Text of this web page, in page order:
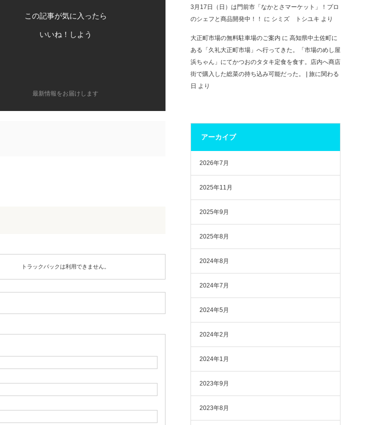
この記事が気に入ったら
いいね！しよう
最新情報をお届けします
トラックバックは利用できません。
3月17日（日）は門前市「なかとさマーケット」！プロ
のシェフと商品開発中！！
に シミズ トシユキ より
大正町市場の無料駐車場のご案内 に 高知県中土佐町に
ある「久礼大正町市場」へ行ってきた。「市場のめし屋
浜ちゃん」にてかつおのタタキ定食を食す。店内へ商店
街で購入した総菜の持ち込み可能だった。 | 旅に関わる
日 より
アーカイブ
2026年7月
2025年11月
2025年9月
2025年8月
2024年8月
2024年7月
2024年5月
2024年2月
2024年1月
2023年9月
2023年8月